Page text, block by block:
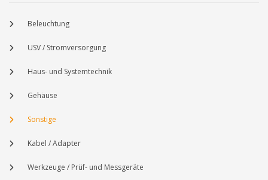
Beleuchtung
USV / Stromversorgung
Haus- und Systemtechnik
Gehäuse
Sonstige
Kabel / Adapter
Werkzeuge / Prüf- und Messgeräte